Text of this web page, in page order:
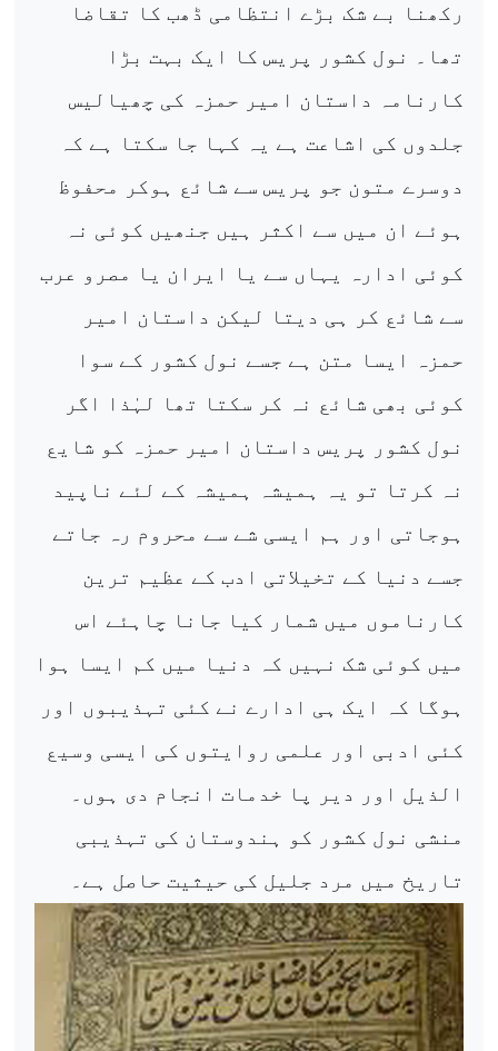
رکھنا بے شک بڑے انتظامی ڈھب کا تقاضا
تھا۔ نول کشور پریس کا ایک بہت بڑا
کارنامہ داستان امیر حمزہ کی چھیالیس
جلدوں کی اشاعت ہے یہ کہا جا سکتا ہے کہ
دوسرے متون جو پریس سے شائع ہوکر محفوظ
ہوئے ان میں سے اکثر ہیں جنھیں کوئی نہ
کوئی ادارہ یہاں سے یا ایران یا مصرو عرب
سے شائع کر ہی دیتا لیکن داستان امیر
حمزہ ایسا متن ہے جسے نول کشور کے سوا
کوئی بھی شائع نہ کر سکتا تھا لہٰذا اگر
نول کشور پریس داستان امیر حمزہ کو شایع
نہ کرتا تو یہ ہمیشہ ہمیشہ کے لئے ناپید
ہوجاتی اور ہم ایسی شے سے محروم رہ جاتے
جسے دنیا کے تخیلاتی ادب کے عظیم ترین
کارناموں میں شمار کیا جانا چاہئے اس
میں کوئی شک نہیں کہ دنیا میں کم ایسا ہوا
ہوگا کہ ایک ہی ادارے نے کئی تہذیبوں اور
کئی ادبی اور علمی روایتوں کی ایسی وسیع
الذیل اور دیر پا خدمات انجام دی ہوں۔
منشی نول کشور کو ہندوستان کی تہذیبی
تاریخ میں مرد جلیل کی حیثیت حاصل ہے۔